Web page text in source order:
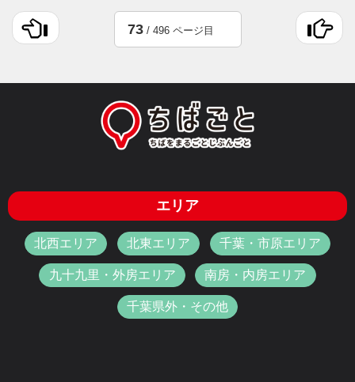
73/ 496 ページ目
エリア
北西エリア 北東エリア 千葉・市原エリア
九十九里・外房エリア 南房・内房エリア
千葉県外・その他